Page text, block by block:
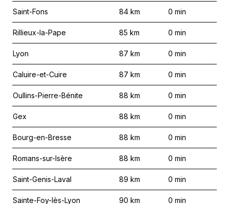
Saint-Fons 84 km 0 min
Rillieux-la-Pape 85 km 0 min
Lyon 87 km 0 min
Caluire-et-Cuire 87 km 0 min
Oullins-Pierre-Bénite 88 km 0 min
Gex 88 km 0 min
Bourg-en-Bresse 88 km 0 min
Romans-sur-Isère 88 km 0 min
Saint-Genis-Laval 89 km 0 min
Sainte-Foy-lès-Lyon 90 km 0 min